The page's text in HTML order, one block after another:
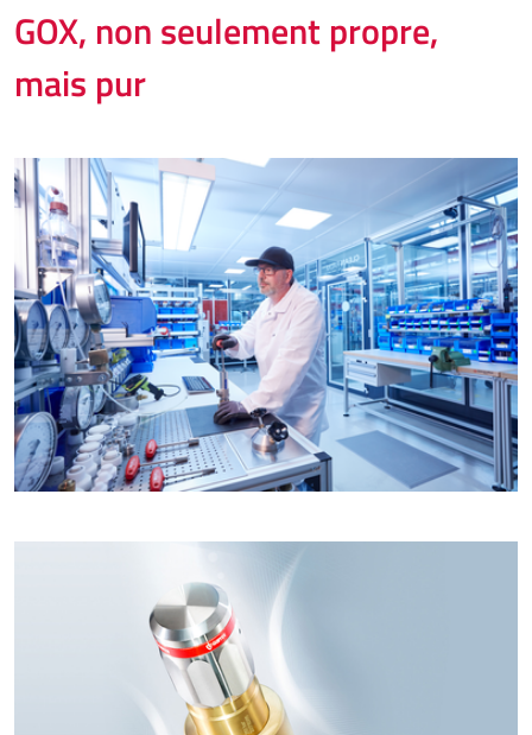
GOX, non seulement propre,
mais pur